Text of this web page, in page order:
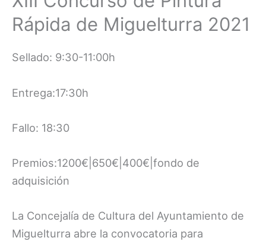
Rápida de Miguelturra 2021
Sellado: 9:30-11:00h
Entrega:17:30h
Fallo: 18:30
Premios:1200€|650€|400€|fondo de
adquisición
La Concejalía de Cultura del Ayuntamiento de
Miguelturra abre la convocatoria para